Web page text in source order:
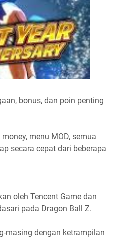
bonus, dan poin penting
menu MOD, semua
secara cepat dari beberapa
oleh Tencent Game dan
pada Dragon Ball Z.
masing dengan ketrampilan